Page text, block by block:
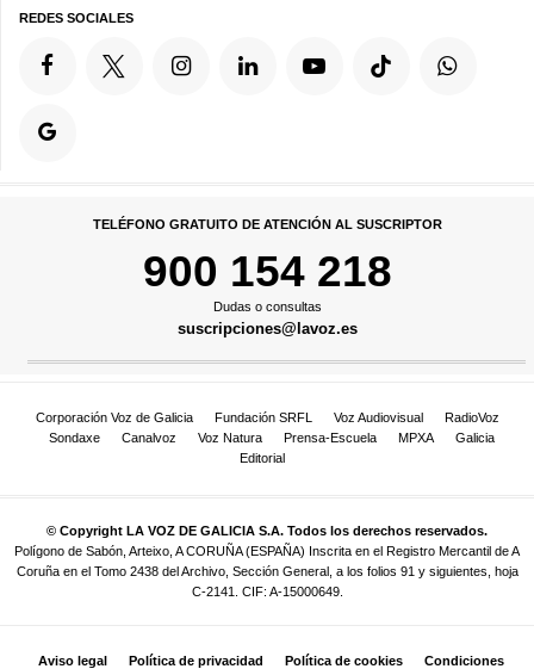
REDES SOCIALES
TELÉFONO GRATUITO DE ATENCIÓN AL SUSCRIPTOR
900 154 218
Dudas o consultas
suscripciones@lavoz.es
Corporación Voz de Galicia Fundación SRFL Voz Audiovisual
RadioVoz
Sondaxe
Canalvoz Voz Natura Prensa-Escuela MPXA
Galicia
Editorial
© Copyright LA VOZ DE GALICIA S.A. Todos los derechos reservados.
Polígono de Sabón, Arteixo, A CORUÑA (ESPAÑA) Inscrita en el Registro Mercantil de A
Coruña en el Tomo 2438 del Archivo, Sección General, a los folios 91 y siguientes, hoja
C-2141. CIF: A-15000649.
Aviso legal Política de privacidad Política de cookies Condiciones